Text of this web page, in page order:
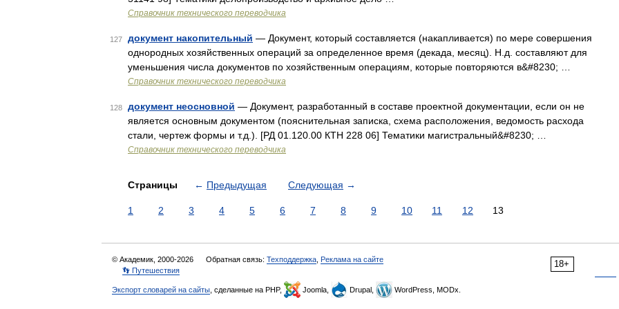
Справочник технического переводчика
127 документ накопительный — Документ, который составляется (накапливается) по мере совершения
однородных хозяйственных операций за определенное время (декада, месяц). Н.д. составляют для
уменьшения числа документов по хозяйственным операциям, которые повторяются в&#8230; …
Справочник технического переводчика
128 документ неосновной — Документ, разработанный в составе проектной документации, если он не
является основным документом (пояснительная записка, схема расположения, ведомость расхода
стали, чертеж формы и т.д.). [РД 01.120.00 КТН 228 06] Тематики магистральный&#8230; …
Справочник технического переводчика
Страницы ← Предыдущая Следующая →
1 2 3 4 5 6 7 8 9 10 11 12 13
18+
© Академик, 2000-2026 Обратная связь: Техподдержка Реклама на сайте
👣 Путешествия
Экспорт словарей на сайты , сделанные на PHP, Joomla, Drupal, WordPress, MODx.